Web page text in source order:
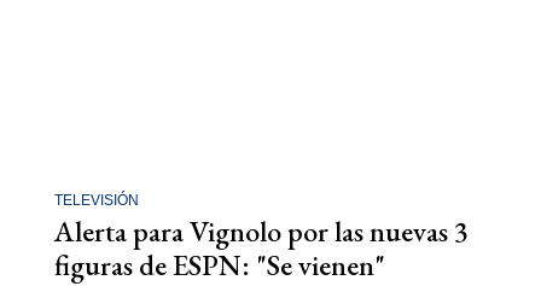
TELEVISIÓN
Alerta para Vignolo por las nuevas 3
figuras de ESPN: "Se vienen"